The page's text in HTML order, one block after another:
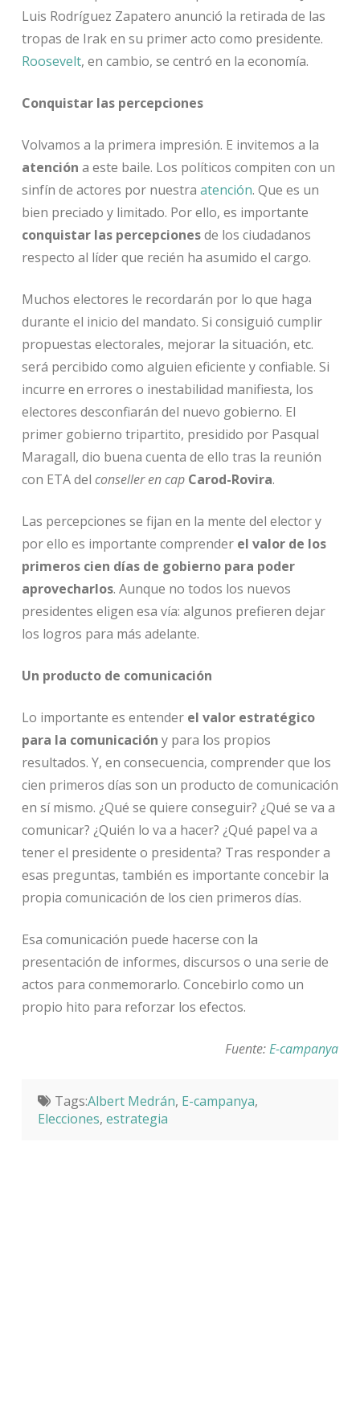
Luis Rodríguez Zapatero anunció la retirada de las
tropas de Irak en su primer acto como presidente.
Roosevelt, en cambio, se centró en la economía.
Conquistar las percepciones
Volvamos a la primera impresión. E invitemos a la
atención a este baile. Los políticos compiten con un
sinfín de actores por nuestra atención. Que es un
bien preciado y limitado. Por ello, es importante
conquistar las percepcionesde los ciudadanos
respecto al líder que recién ha asumido el cargo.
Muchos electores le recordarán por lo que haga
durante el inicio del mandato. Si consiguió cumplir
propuestas electorales, mejorar la situación, etc.
será percibido como alguien eficiente y confiable. Si
incurre en errores o inestabilidad manifiesta, los
electores desconfiarán del nuevo gobierno. El
primer gobierno tripartito, presidido por Pasqual
Maragall, dio buena cuenta de ello tras la reunión
con ETA del conseller en cap Carod-Rovira.
Las percepciones se fijan en la mente del elector y
por ello es importante comprenderel valor de los
primeros cien días de gobierno para poder
aprovecharlos. Aunque no todos los nuevos
presidentes eligen esa vía: algunos prefieren dejar
los logros para más adelante.
Un producto de comunicación
Lo importante es entender el valor estratégico
para la comunicación y para los propios
resultados. Y, en consecuencia, comprender que los
cien primeros días son un producto de comunicación
en sí mismo. ¿Qué se quiere conseguir? ¿Qué se va a
comunicar? ¿Quién lo va a hacer? ¿Qué papel va a
tener el presidente o presidenta? Tras responder a
esas preguntas, también es importante concebir la
propia comunicación de los cien primeros días.
Esa comunicación puede hacerse con la
presentación de informes, discursos o una serie de
actos para conmemorarlo. Concebirlo como un
propio hito para reforzar los efectos.
Fuente:E-campanya
Tags:Albert Medrán, E-campanya,
Elecciones, estrategia